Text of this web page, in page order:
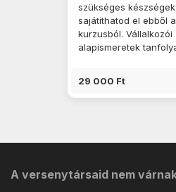
szükséges
sajátíthatod el ebből
kurzusból. Vállalkozói
alapismeretek
29 000 Ft
A versenytársaid nem